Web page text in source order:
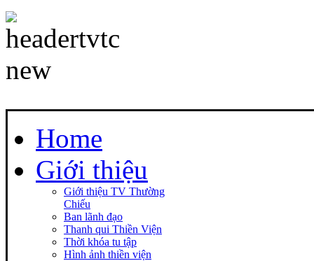
Home
Giới thiệu
Giới thiệu TV Thường
Chiếu
Ban lãnh đạo
Thanh qui Thiền Viện
Thời khóa tu tập
Hình ảnh thiền viện